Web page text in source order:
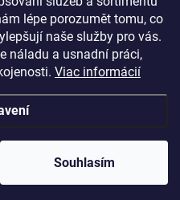
lépe porozumět tomu, co
naše služby pro vás.
náladu a usnadní práci,
Viac informácií
Souhlasím
Shoptet
práva vyhrazena.Upravit nastavení